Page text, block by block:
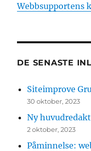
Webbsupportens
DE SENASTE
Siteimprove
30 oktober, 2023
Ny
2 oktober, 2023
Påminnelse: